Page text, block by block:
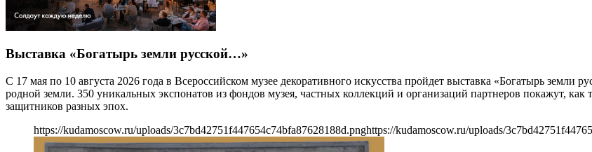
Выставка «Богатырь земли русской…»
С 17 мая по 10 августа 2026 года в Всероссийском музее декоративного искусства пройдет выставка «Богатырь
родной земли. 350 уникальных экспонатов из фондов музея, частных коллекций и организаций партнеров покажут,
защитников разных эпох.
https://kudamoscow.ru/uploads/3c7bd42751f447654c74bfa87628188d.pnghttps://kudamoscow.ru/uploads/